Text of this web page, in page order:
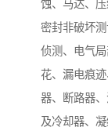
蚀、马达、
密封非破坏
侦测、电气
花、漏电痕
器、断路器
及冷却器、